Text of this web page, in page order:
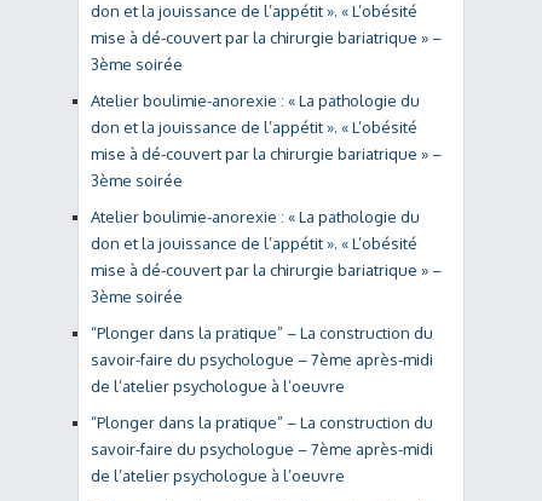
don et la jouissance de l’appétit ». « L’obésité
mise à dé-couvert par la chirurgie bariatrique » –
3ème soirée
Atelier boulimie-anorexie : « La pathologie du
don et la jouissance de l’appétit ». « L’obésité
mise à dé-couvert par la chirurgie bariatrique » –
3ème soirée
Atelier boulimie-anorexie : « La pathologie du
don et la jouissance de l’appétit ». « L’obésité
mise à dé-couvert par la chirurgie bariatrique » –
3ème soirée
“Plonger dans la pratique” – La construction du
savoir-faire du psychologue – 7ème après-midi
de l’atelier psychologue à l’oeuvre
“Plonger dans la pratique” – La construction du
savoir-faire du psychologue – 7ème après-midi
de l’atelier psychologue à l’oeuvre